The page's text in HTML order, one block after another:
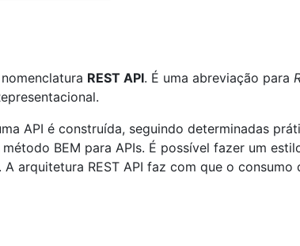
REST API. É uma abreviação para
API é construída, seguindo determinadas
BEM para APIs. É possível fazer um
arquitetura REST API faz com que o